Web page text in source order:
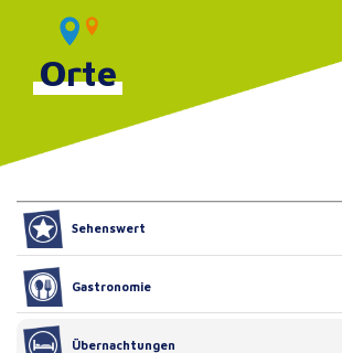
Orte
Sehenswert
Gastronomie
Übernachtungen